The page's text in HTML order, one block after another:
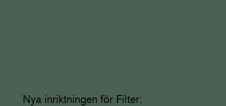
Nya inriktningen för Filter: